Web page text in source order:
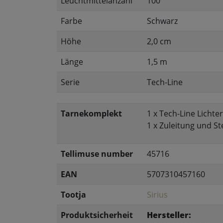
Farbe
Schwarz
Höhe
2,0 cm
Länge
1,5 m
Serie
Tech-Line
Tarnekomplekt
1 x Tech-Line
1 x Zuleitung und
Tellimuse number
45716
EAN
5707310457160
Tootja
Sirius
Produktsicherheit
Hersteller: